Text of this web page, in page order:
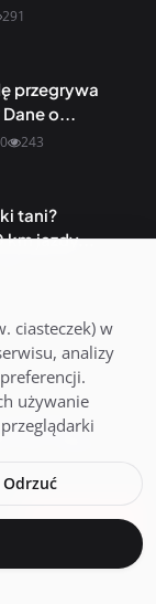
291
przegrywa
o...
0 243
tani?
km jazdy...
dobrane
Zapisz się
Zapisz się
ciasteczek) w
analizy
używanie
Odrzuć